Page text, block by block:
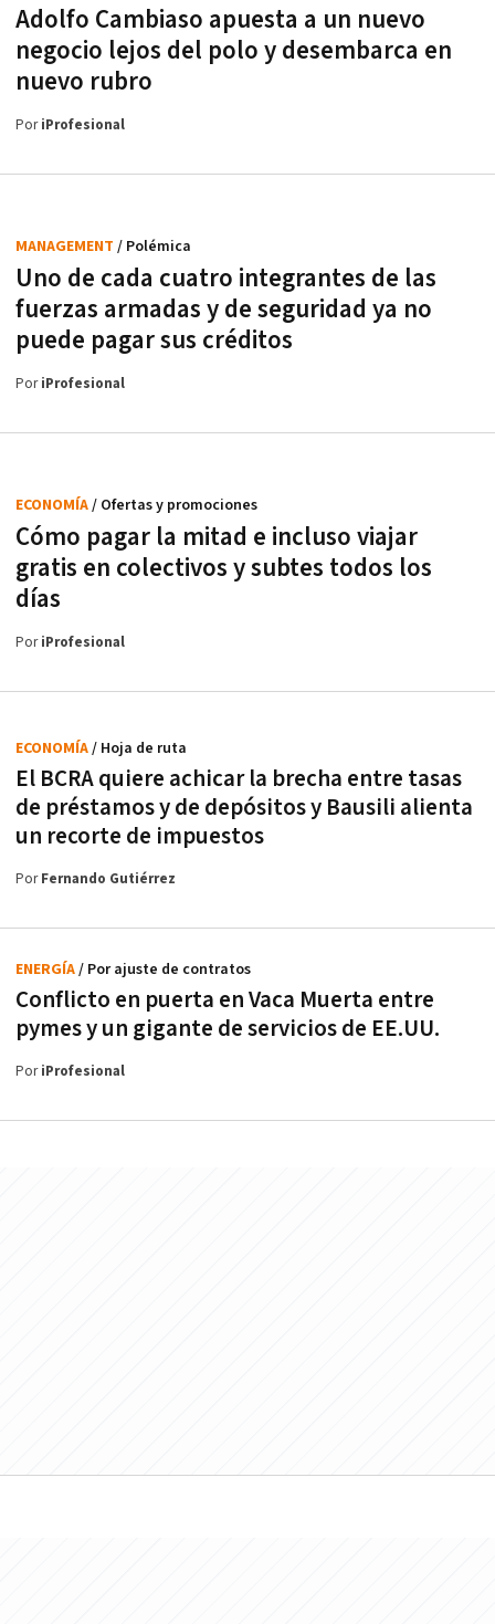
Adolfo Cambiaso apuesta a un nuevo
negocio lejos del polo y desembarca en
nuevo rubro
PoriProfesional
Uno de cada cuatro integrantes de las
fuerzas armadas y de seguridad ya no
puede pagar sus créditos
MANAGEMENT / Polémica
PoriProfesional
Cómo pagar la mitad e incluso viajar
gratis en colectivos y subtes todos los
días
ECONOMÍA/ Ofertas y promociones
PoriProfesional
El BCRA quiere achicar la brecha entre tasas
de préstamos y de depósitos y Bausili alienta
un recorte de impuestos
ECONOMÍA/ Hoja de ruta
PorFernando Gutiérrez
Conflicto en puerta en Vaca Muerta entre
pymes y un gigante de servicios de EE.UU.
ENERGÍA/ Por ajuste de contratos
PoriProfesional